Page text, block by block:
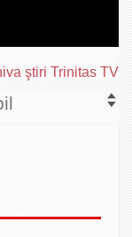
ştiri Trinitas TV